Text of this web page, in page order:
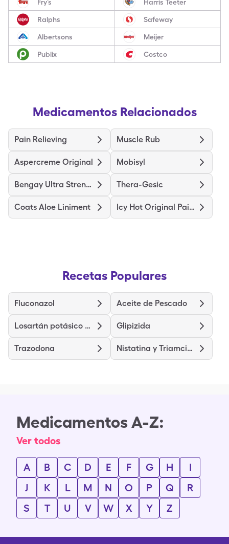
Fry’s Harris Teeter
Ralphs Safeway
Albertsons Meijer
Publix Costco
Medicamentos Relacionados
Pain Relieving Muscle Rub
Aspercreme Original Mobisyl
Bengay Ultra Strength Thera-Gesic
Coats Aloe Liniment Icy Hot Original Pain Relief
Recetas Populares
Fluconazol Aceite de Pescado
Losartán potásico hidroclorotiazida Glipizida
Trazodona Nistatina y Triamcinolona
Medicamentos A-Z:
Ver todos
A B C D E F G H
I
J
K L M N O P Q
R
S
T U V W X Y Z